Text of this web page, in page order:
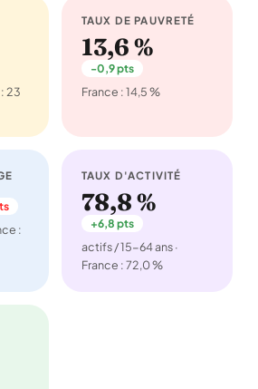
23
TAUX DE PAUVRETÉ
13,6 %
-0,9 pts
France : 14,5 %
:
TAUX D'ACTIVITÉ
78,8 %
+6,8 pts
actifs / 15-64 ans ·
France : 72,0 %